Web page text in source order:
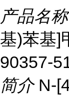
产品名称
基)苯基]
90357-
简介 N-